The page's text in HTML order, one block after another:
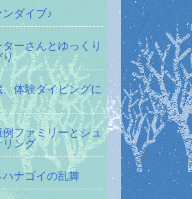
ダイブ♪
ターさんとゆっくり
り
、体験ダイビングに
例ファミリーとシュ
リング
ハナゴイの乱舞